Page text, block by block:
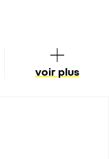
voir plus